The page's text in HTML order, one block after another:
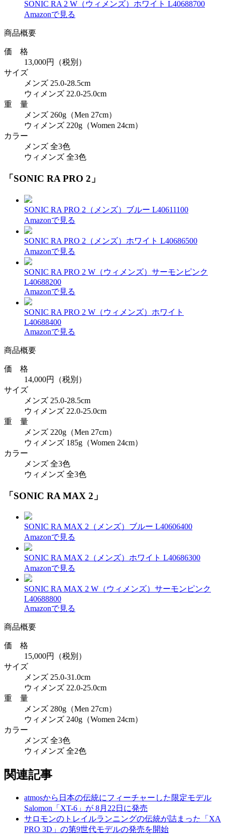
SONIC RA 2 W（ウィメンズ）ホワイト L40688700
Amazonで見る
商品概要
価 格
13,000円（税別）
サイズ
メンズ 25.0-28.5cm
ウィメンズ 22.0-25.0cm
重 量
メンズ 260g（Men 27cm）
ウィメンズ 220g（Women 24cm）
カラー
メンズ 全3色
ウィメンズ 全3色
「SONIC RA PRO 2」
SONIC RA PRO 2（メンズ）ブルー L40611100
Amazonで見る
SONIC RA PRO 2（メンズ）ホワイト L40686500
Amazonで見る
SONIC RA PRO 2 W（ウィメンズ）サーモンピンク
L40688200
Amazonで見る
SONIC RA PRO 2 W（ウィメンズ）ホワイト
L40688400
Amazonで見る
商品概要
価 格
14,000円（税別）
サイズ
メンズ 25.0-28.5cm
ウィメンズ 22.0-25.0cm
重 量
メンズ 220g（Men 27cm）
ウィメンズ 185g（Women 24cm）
カラー
メンズ 全3色
ウィメンズ 全3色
「SONIC RA MAX 2」
SONIC RA MAX 2（メンズ）ブルー L40606400
Amazonで見る
SONIC RA MAX 2（メンズ）ホワイト L40686300
Amazonで見る
SONIC RA MAX 2 W（ウィメンズ）サーモンピンク
L40688800
Amazonで見る
商品概要
価 格
15,000円（税別）
サイズ
メンズ 25.0-31.0cm
ウィメンズ 22.0-25.0cm
重 量
メンズ 280g（Men 27cm）
ウィメンズ 240g（Women 24cm）
カラー
メンズ 全3色
ウィメンズ 全2色
関連記事
atmosから日本の伝統にフィーチャーした限定モデル
Salomon「XT-6」が 8月22日に発売
サロモンのトレイルランニングの伝統が詰まった「XA
PRO 3D」の第9世代モデルの発売を開始